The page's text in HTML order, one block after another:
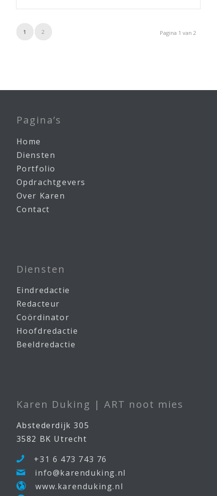
Pagina 1 van 2
1 2
Pagina’s
Home
Diensten
Portfolio
Opdrachtgevers
Over Karen
Contact
Diensten
Eindredactie
Redacteur
Coördinator
Hoofdredactie
Beeldredactie
Karen Duking | ART noot mies
Abstederdijk 305
3582 BK Utrecht
+31 6 473 743 76
info@karenduking.nl
www.karenduking.nl